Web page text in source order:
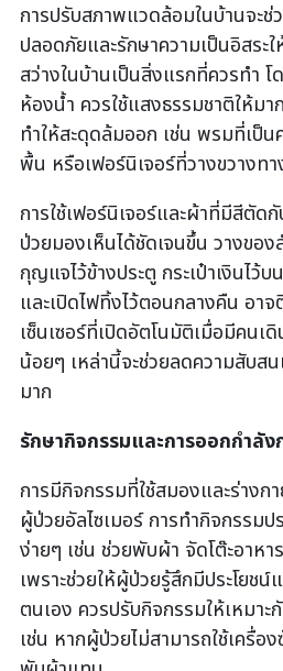
การปรับสภาพแวดล้อมในบ้านจะช่
ปลอดภัยและรักษาความเป็นอิสระ
สว่างในบ้านเป็นสิ่งแรกที่ควรทำ โ
ห้องน้ำ ควรใช้แสงธรรมชาติให้ม
ทำให้สะดุดล้มออก เช่น พรมที่เป็
พื้น หรือเฟอร์นิเจอร์ที่วางขวางทา
การใช้เฟอร์นิเจอร์และผ้าที่มีสีตัด
ป่วยมองเห็นได้ชัดเจนขึ้น วางขอ
กุญแจไว้ข้างประตู กระเป๋าเงินไว้
และเปิดไฟทิ้งไว้ตอนกลางคืน อา
เซ็นเซอร์ที่เปิดอัตโนมัติเมื่อมีคนเ
น้อยๆ เหล่านี้จะช่วยลดความสับส
มาก
รักษากิจกรรมและการออกกำลัง
การมีกิจกรรมที่ใช้สมองและร่าง
ผู้ป่วยอัลไซเมอร์ การทำกิจกรรมป
ง่ายๆ เช่น ช่วยพับผ้า จัดโต๊ะอาห
เพราะช่วยให้ผู้ป่วยรู้สึกมีประโยชน์
ตนเอง ควรปรับกิจกรรมให้เหมา
เช่น หากผู้ป่วยไม่สามารถใช้เครื่อ